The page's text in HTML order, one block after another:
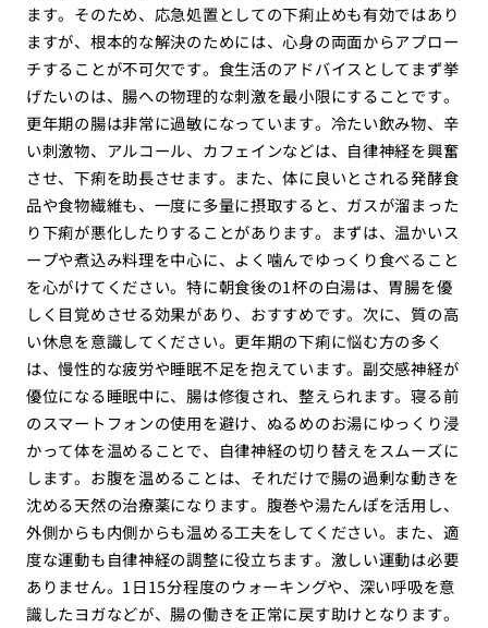
ます。そのため、応急処置としての下痢止めも有効ではあり
ますが、根本的な解決のためには、心身の両面からアプロー
チすることが不可欠です。食生活のアドバイスとしてまず挙
げたいのは、腸への物理的な刺激を最小限にすることです。
更年期の腸は非常に過敏になっています。冷たい飲み物、辛
い刺激物、アルコール、カフェインなどは、自律神経を興奮
させ、下痢を助長させます。また、体に良いとされる発酵食
品や食物繊維も、一度に多量に摂取すると、ガスが溜まった
り下痢が悪化したりすることがあります。まずは、温かいス
ープや煮込み料理を中心に、よく噛んでゆっくり食べること
を心がけてください。特に朝食後の1杯の白湯は、胃腸を優
しく目覚めさせる効果があり、おすすめです。次に、質の高
い休息を意識してください。更年期の下痢に悩む方の多く
は、慢性的な疲労や睡眠不足を抱えています。副交感神経が
優位になる睡眠中に、腸は修復され、整えられます。寝る前
のスマートフォンの使用を避け、ぬるめのお湯にゆっくり浸
かって体を温めることで、自律神経の切り替えをスムーズに
します。お腹を温めることは、それだけで腸の過剰な動きを
沈める天然の治療薬になります。腹巻や湯たんぽを活用し、
外側からも内側からも温める工夫をしてください。また、適
度な運動も自律神経の調整に役立ちます。激しい運動は必要
ありません。1日15分程度のウォーキングや、深い呼吸を意
識したヨガなどが、腸の働きを正常に戻す助けとなります。